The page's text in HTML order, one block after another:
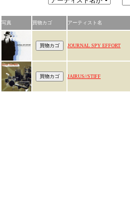
写真 買物カゴ アーティスト名
JOURNAL SPY EFFORT
JAIRUS//STIFF